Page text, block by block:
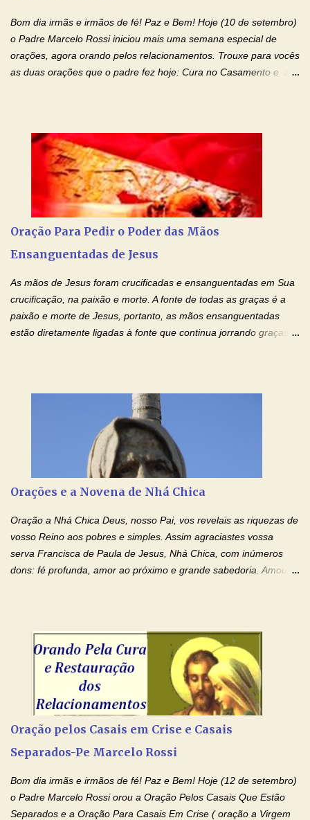
os laços...
Bom dia irmãs e irmãos de fé! Paz e Bem! Hoje (10 de setembro)
o Padre Marcelo Rossi iniciou mais uma semana especial de
orações, agora orando pelos relacionamentos. Trouxe para vocês
as duas orações que o padre fez hoje: Cura no Casamento e a
com o Momento de Fé. Que Deus abençoe e que todo
relacionamento seja fortalecido e curado no amor Ágape de
Jesus. Adriana-Devoção e Fé Mensagem do Padre Marcelo Rossi
em seu Facebook: Amados, iniciamos uma semana para orar
pelos relacionamentos. Diz a Bíblia sagrada: "O amor é paciente,
de orgulho. Nada faz de inconveniente, não procura o seu próprio
interesse, não se irrita, não guarda rancor. Não se alegra com a
Oração Para Pedir o Poder das Mãos
Ensanguentadas de Jesus
As mãos de Jesus foram crucificadas e ensanguentadas em Sua
crucificação, na paixão e morte. A fonte de todas as graças é a
paixão e morte de Jesus, portanto, as mãos ensanguentadas
estão diretamente ligadas à fonte que continua jorrando graças
ensanguentadas, chagadas e abertas, sobre mim, neste
momento. Sinto-me completamente sem forças para prosseguir,
carregando as minhas cruzes. Preciso que a força e o poder de
Tuas Mãos, que suportaram a mais profunda dor ao serem
pregadas na Cruz, reergam-me e curem-me agora. Jesus, não
amo. Nós precisamos desesperadamente de cura física e
espiritual, através do toque consolador de tuas Mãos
ensanguentadas e infinitamente poderosas. Eu reconheço,
apesar de toda a minha limitação e da infinidade dos meus ...
Orações e a Novena de Nhá Chica
Oração a Nhá Chica Deus, nosso Pai, vos revelais as riquezas de
vosso Reino aos pobres e simples. Assim agraciastes vossa
serva Francisca de Paula de Jesus, Nhá Chica, com inúmeros
dons: fé profunda, amor ao próximo e grande sabedoria. Amou a
Senhor Jesus Cristo, vosso Filho, na unidade do Espírito Santo.
Amém. Novena a Nhá Chica (Oração para obter os favores
celestiais através da intercessão da Serva de Deus Nhá Chica)
(Rezar durante nove dias seguidos ou intercalados) Nhá Chica,
recorro a vós como intercessora entre a Bondade Divina e as
entregueis nas mãos do Santíssimo o meu pedido urgente (Fazer
o pedido). Acolhei, Nhá Chica, no vosso coração bondoso as
Oração pelos Casais em Crise e Casais
Separados-Pe Marcelo Rossi
Bom dia irmãs e irmãos de fé! Paz e Bem! Hoje (12 de setembro)
o Padre Marcelo Rossi orou a Oração Pelos Casais Que Estão
Separados e a Oração Para Casais Em Crise ( oração a Virgem